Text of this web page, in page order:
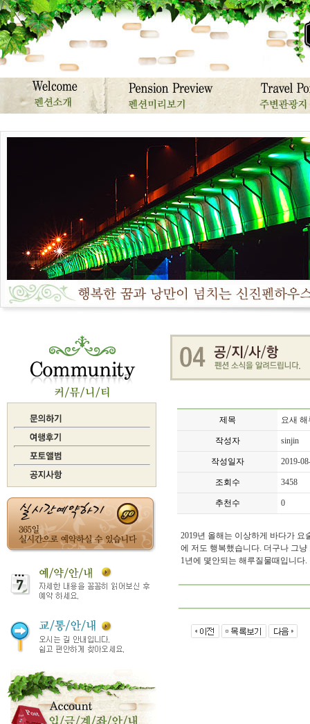
제목 요새 해
작성자 sinjin
작성일자 2019-
조회수 3458
추천수 0
2019년 올해는 이상하게 바다가
에 저도 행복했습니다. 더구나 그
1년에 몇안되는 해루질물때입니다